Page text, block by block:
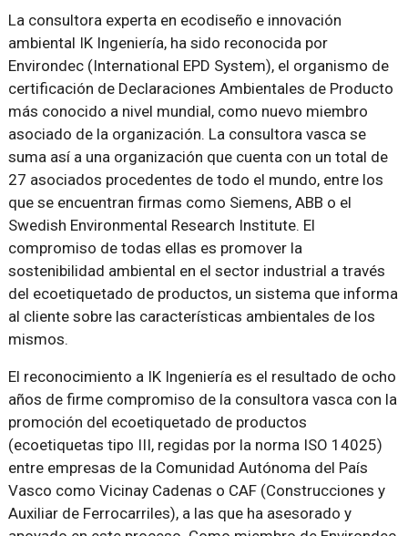
La consultora experta en ecodiseño e innovación
ambiental IK Ingeniería, ha sido reconocida por
Environdec (International EPD System), el organismo de
certificación de Declaraciones Ambientales de Producto
más conocido a nivel mundial, como nuevo miembro
asociado de la organización. La consultora vasca se
suma así a una organización que cuenta con un total de
27 asociados procedentes de todo el mundo, entre los
que se encuentran firmas como Siemens, ABB o el
Swedish Environmental Research Institute. El
compromiso de todas ellas es promover la
sostenibilidad ambiental en el sector industrial a través
del ecoetiquetado de productos, un sistema que informa
al cliente sobre las características ambientales de los
mismos.
El reconocimiento a IK Ingeniería es el resultado de ocho
años de firme compromiso de la consultora vasca con la
promoción del ecoetiquetado de productos
(ecoetiquetas tipo III, regidas por la norma ISO 14025)
entre empresas de la Comunidad Autónoma del País
Vasco como Vicinay Cadenas o CAF (Construcciones y
Auxiliar de Ferrocarriles), a las que ha asesorado y